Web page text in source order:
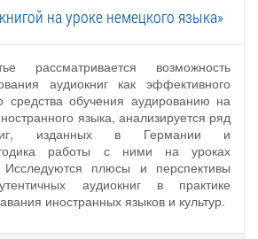
на уроке немецкого языка»
рассматривается возможность
аудиокниг как эффективного
средства обучения аудированию на
языка, анализируется ряд
изданных в Германии и
работы с ними на уроках
Исследуются плюсы и перспективы
аудиокниг в практике
иностранных языков и культур.